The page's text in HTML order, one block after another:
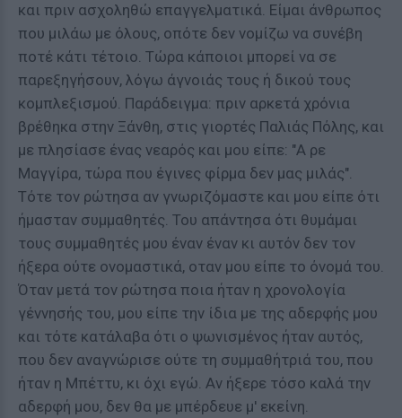
και πριν ασχοληθώ επαγγελματικά. Είμαι άνθρωπος
που μιλάω με όλους, οπότε δεν νομίζω να συνέβη
ποτέ κάτι τέτοιο. Τώρα κάποιοι μπορεί να σε
παρεξηγήσουν, λόγω άγνοιάς τους ή δικού τους
κομπλεξισμού. Παράδειγμα: πριν αρκετά χρόνια
βρέθηκα στην Ξάνθη, στις γιορτές Παλιάς Πόλης, και
με πλησίασε ένας νεαρός και μου είπε: "Α ρε
Μαγγίρα, τώρα που έγινες φίρμα δεν μας μιλάς".
Τότε τον ρώτησα αν γνωριζόμαστε και μου είπε ότι
ήμασταν συμμαθητές. Του απάντησα ότι θυμάμαι
τους συμμαθητές μου έναν έναν κι αυτόν δεν τον
ήξερα ούτε ονομαστικά, οταν μου είπε το όνομά του.
Όταν μετά τον ρώτησα ποια ήταν η χρονολογία
γέννησής του, μου είπε την ίδια με της αδερφής μου
και τότε κατάλαβα ότι ο ψωνισμένος ήταν αυτός,
που δεν αναγνώρισε ούτε τη συμμαθήτριά του, που
ήταν η Μπέττυ, κι όχι εγώ. Αν ήξερε τόσο καλά την
αδερφή μου, δεν θα με μπέρδευε μ' εκείνη.